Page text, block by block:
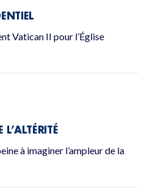
Vatican II pour l’Église
à imaginer l’ampleur de la